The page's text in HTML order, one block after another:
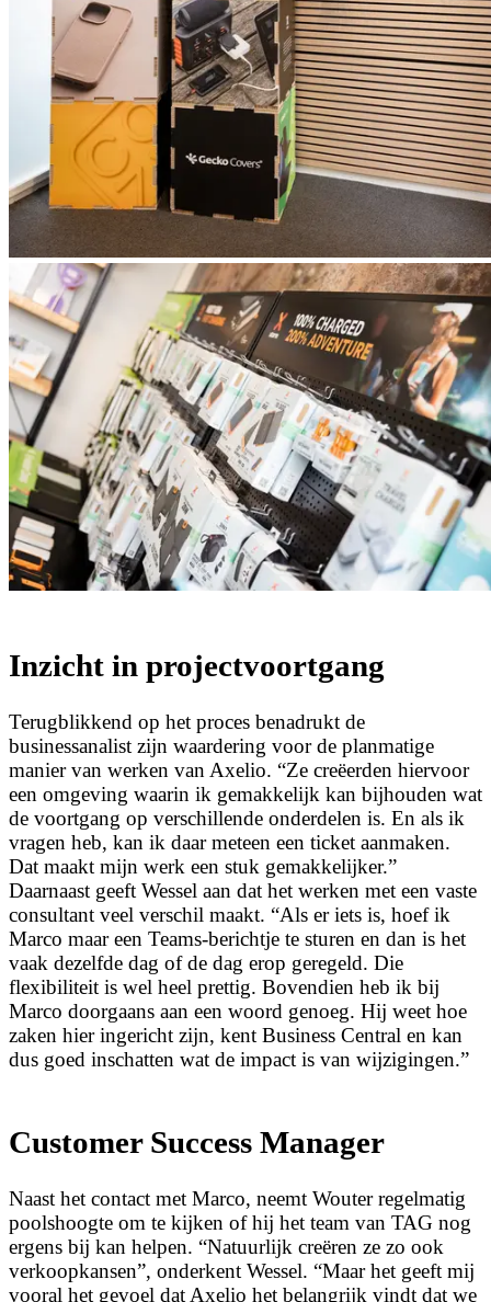
Inzicht in projectvoortgang
Terugblikkend op het proces benadrukt de
businessanalist zijn waardering voor de planmatige
manier van werken van Axelio. “Ze creëerden hiervoor
een omgeving waarin ik gemakkelijk kan bijhouden wat
de voortgang op verschillende onderdelen is. En als ik
vragen heb, kan ik daar meteen een ticket aanmaken.
Dat maakt mijn werk een stuk gemakkelijker.”
Daarnaast geeft Wessel aan dat het werken met een vaste
consultant veel verschil maakt. “Als er iets is, hoef ik
Marco maar een Teams-berichtje te sturen en dan is het
vaak dezelfde dag of de dag erop geregeld. Die
flexibiliteit is wel heel prettig. Bovendien heb ik bij
Marco doorgaans aan een woord genoeg. Hij weet hoe
zaken hier ingericht zijn, kent Business Central en kan
dus goed inschatten wat de impact is van wijzigingen.”
Customer Success Manager
Naast het contact met Marco, neemt Wouter regelmatig
poolshoogte om te kijken of hij het team van TAG nog
ergens bij kan helpen. “Natuurlijk creëren ze zo ook
verkoopkansen”, onderkent Wessel. “Maar het geeft mij
vooral het gevoel dat Axelio het belangrijk vindt dat we